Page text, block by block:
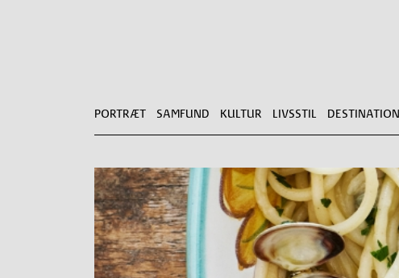
PORTRÆT SAMFUND KULTUR LIVSSTIL DESTINATION